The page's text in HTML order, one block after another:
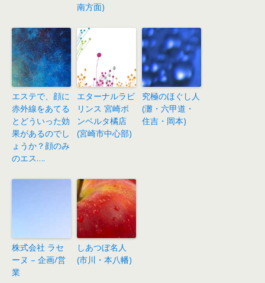
南方面)
エステで、顔に
赤外線をあてる
とどういった効
果があるのでし
ょうか？顔のみ
のエス….
エターナルラビ
リンス 宮崎ボ
ンベルタ橘店
(宮崎市中心部)
究極のほぐし人
(灘・六甲道・
住吉・岡本)
株式会社 ラセ
ーヌ – 企画/営
業
しあつぼ名人
(市川・本八幡)